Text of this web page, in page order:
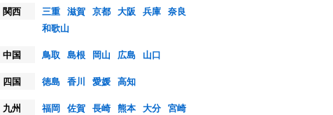
関西
三重 滋賀 京都 大阪 兵庫 奈良
和歌山
中国
鳥取 島根 岡山 広島
山口
四国
徳島 香川 愛媛 高知
九州
福岡 佐賀 長崎 熊本 大分 宮崎